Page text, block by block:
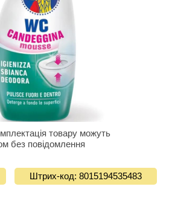
товару можуть
без повідомлення
Штрих-код: 8015194535483